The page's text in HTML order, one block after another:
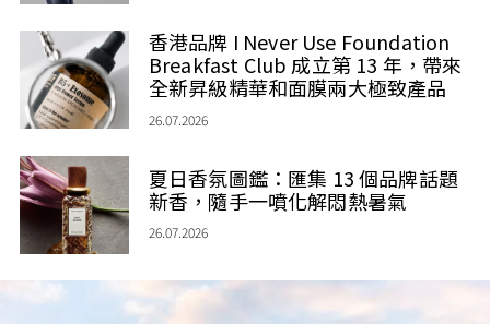
香港品牌 I Never Use Foundation
Breakfast Club 成立第 13 年，帶來
全新昇級精華和面膜兩大極致產品
26.07.2026
夏日香氛圖鑑：匯集 13 個品牌話題
新香，隨手一噴化解悶熱暑氣
26.07.2026